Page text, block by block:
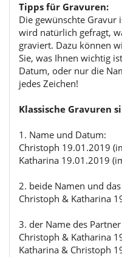
Tipps für Gravuren:
Die gewünschte Gravur
wird natürlich gefragt,
graviert. Dazu können
Sie, was Ihnen wichtig
Datum, oder nur die
jedes Zeichen!
Klassische Gravuren
1. Name und Datum:
Christoph 19.01.2019
Katharina 19.01.2019
2. beide Namen und
Christoph & Katharina
3. der Name des
Christoph & Katharina
Katharina & Christoph